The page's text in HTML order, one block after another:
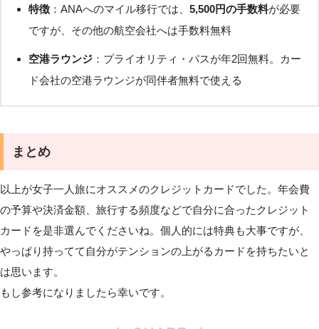
特徴：ANAへのマイル移行では、 5,500円の手数料が必要
ですが、その他の航空会社へは手数料無料
空港ラウンジ：プライオリティ・パスが年2回無料。カー
ド会社の空港ラウンジが同伴者無料で使える
まとめ
以上が女子一人旅にオススメのクレジットカードでした。年会費
の予算や決済金額、旅行する頻度などで自分に合ったクレジット
カードを是非選んでくださいね。個人的には特典も大事ですが、
やっぱり持ってて自分がテンションの上がるカードを持ちたいと
は思います。
もし参考になりましたら幸いです。